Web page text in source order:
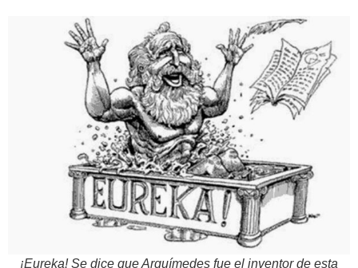
¡Eureka! Se dice que Arquímedes fue el inventor de esta